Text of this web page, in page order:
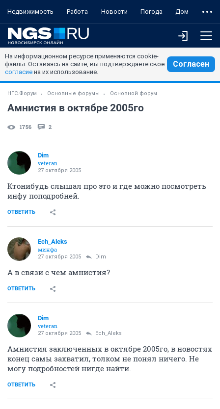
Недвижимость Работа Новости Погода Дом
На информационном ресурсе применяются cookie-
файлы. Оставаясь на сайте, вы подтверждаете свое
согласие на их использование.
Согласен
НГС.Форум Основные форумы Основной форум
Амнистия в октябре 2005го
1756 2
Dim
veteran
27 октября 2005
Ктонибудь слышал про это и где можно посмотреть
инфу поподробней.
ОТВЕТИТЬ
Ech_Aleks
минфа
27 октября 2005 Dim
А в связи с чем амнистия?
ОТВЕТИТЬ
Dim
veteran
27 октября 2005 Ech_Aleks
Амнистия заключенных в октябре 2005го, в новостях
конец самы захватил, толком не понял ничего. Не
могу подробностей нигде найти.
ОТВЕТИТЬ